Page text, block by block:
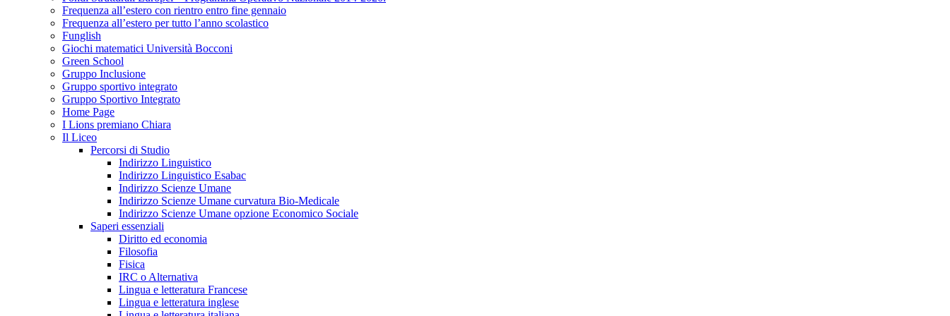
Frequenza all’estero con rientro entro fine gennaio
Frequenza all’estero per tutto l’anno scolastico
Funglish
Giochi matematici Università Bocconi
Green School
Gruppo Inclusione
Gruppo sportivo integrato
Gruppo Sportivo Integrato
Home Page
I Lions premiano Chiara
Il Liceo
Percorsi di Studio
Indirizzo Linguistico
Indirizzo Linguistico Esabac
Indirizzo Scienze Umane
Indirizzo Scienze Umane curvatura Bio-Medicale
Indirizzo Scienze Umane opzione Economico Sociale
Saperi essenziali
Diritto ed economia
Filosofia
Fisica
IRC o Alternativa
Lingua e letteratura Francese
Lingua e letteratura inglese